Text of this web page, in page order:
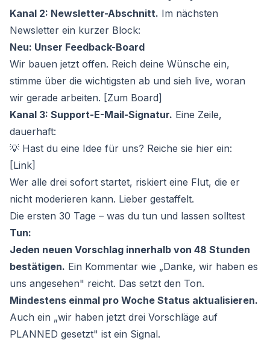
Kanal 2: Newsletter-Abschnitt. Im nächsten
Newsletter ein kurzer Block:
Neu: Unser Feedback-Board
Wir bauen jetzt offen. Reich deine Wünsche ein,
stimme über die wichtigsten ab und sieh live, woran
wir gerade arbeiten. [Zum Board]
Kanal 3: Support-E-Mail-Signatur. Eine Zeile,
dauerhaft:
💡 Hast du eine Idee für uns? Reiche sie hier ein:
[Link]
Wer alle drei sofort startet, riskiert eine Flut, die er
nicht moderieren kann. Lieber gestaffelt.
Die ersten 30 Tage – was du tun und lassen solltest
Tun:
Jeden neuen Vorschlag innerhalb von 48 Stunden
bestätigen. Ein Kommentar wie „Danke, wir haben es
uns angesehen" reicht. Das setzt den Ton.
Mindestens einmal pro Woche Status aktualisieren.
Auch ein „wir haben jetzt drei Vorschläge auf
PLANNED gesetzt" ist ein Signal.